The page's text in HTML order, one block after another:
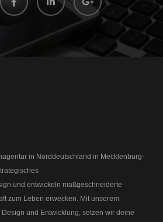
in Norddeutschland in Mecklenburg-
und entwickeln maßgeschneiderte
zum Leben erwecken. Mit unserem
und Entwicklung, setzen wir deine